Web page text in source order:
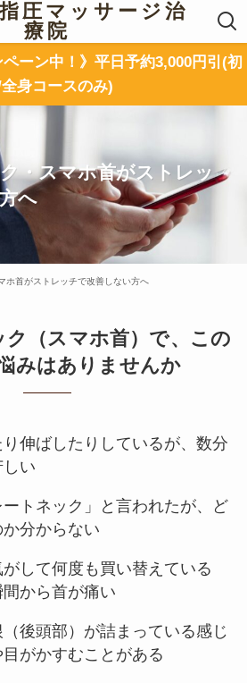
圧マッサージ治
療院
ペーン中！》平日予約3,000円引(初
全身コースのみ)
・スマホ首がストレッ
へ
ホ首がストレッチで改善しない方へ
ク（スマホ首）で、この
みはありませんか
伸ばしたりしているが、数分
い
トネック」と言われたが、ど
分からない
して何度も買い替えている
から首が痛い
後頭部）が詰まっている感じ
がかすむことがある